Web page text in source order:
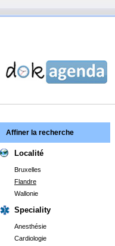
Affiner la recherche
Localité
Bruxelles
Flandre
Wallonie
Speciality
Anesthésie
Cardiologie